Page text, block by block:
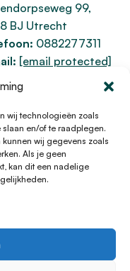
wij technologieën zoals
en/of te raadplegen.
wij gegevens zoals
Als je geen
kan dit een nadelige
99,
BJ Utrecht
0882277311
[email protected]
76100200
12047091
300.017942